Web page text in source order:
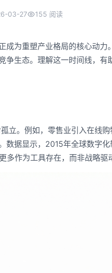
03-27 155 阅读
成为重塑产业格局的核心动力
争生态。理解这一时间线，有
立。例如，零售业引入在线
数据显示，2015年全球数字
作为工具存在，而非战略驱